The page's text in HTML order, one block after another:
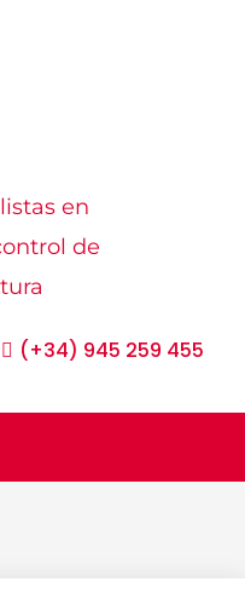
(+34) 945 259 455